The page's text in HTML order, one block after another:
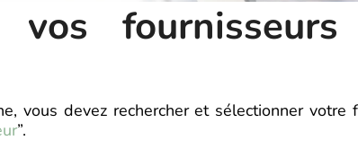
vous devez rechercher et sélectionner votre
”.